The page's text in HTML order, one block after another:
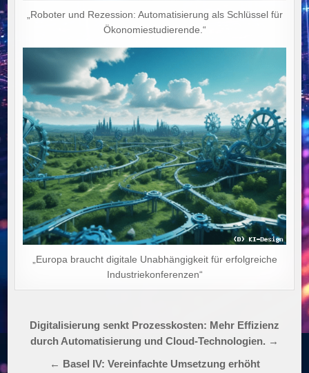
„Roboter und Rezession: Automatisierung als Schlüssel für
Ökonomiestudierende.“
„Europa braucht digitale Unabhängigkeit für erfolgreiche
Industriekonferenzen“
Beitragsnavigation
Digitalisierung senkt Prozesskosten: Mehr Effizienz
durch Automatisierung und Cloud-Technologien. →
← Basel IV: Vereinfachte Umsetzung erhöht